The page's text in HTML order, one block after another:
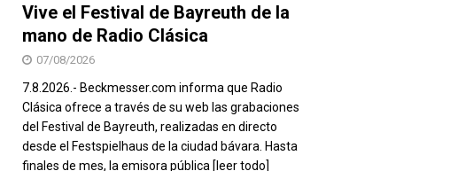
Vive el Festival de Bayreuth de la
mano de Radio Clásica
07/08/2026
7.8.2026.- Beckmesser.com informa que Radio
Clásica ofrece a través de su web las grabaciones
del Festival de Bayreuth, realizadas en directo
desde el Festspielhaus de la ciudad bávara. Hasta
finales de mes, la emisora pública [leer todo]